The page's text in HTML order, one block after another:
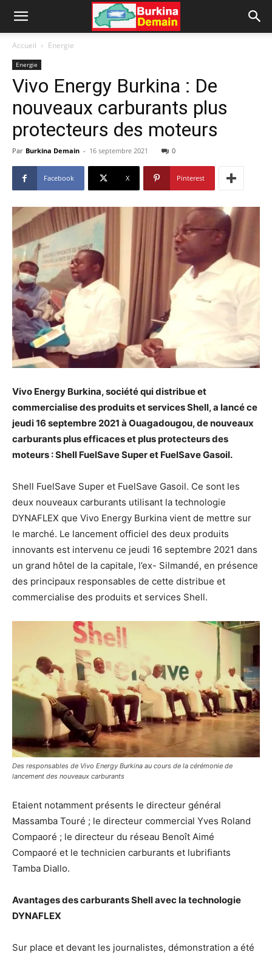
Accueil Energie
Energie
Vivo Energy Burkina : De
nouveaux carburants plus
protecteurs des moteurs
Par Burkina Demain - 16 septembre 2021 0
Facebook X Pinterest
Vivo Energy Burkina, société qui distribue et
commercialise des produits et services Shell, a lancé ce
jeudi 16 septembre 2021 à Ouagadougou, de nouveaux
carburants plus efficaces et plus protecteurs des
moteurs : Shell FuelSave Super et FuelSave Gasoil.
Shell FuelSave Super et FuelSave Gasoil. Ce sont les
deux nouveaux carburants utilisant la technologie
DYNAFLEX que Vivo Energy Burkina vient de mettre sur
le marché. Le lancement officiel des deux produits
innovants est intervenu ce jeudi 16 septembre 2021 dans
un grand hôtel de la capitale, l’ex- Silmandé, en présence
des principaux responsables de cette distribue et
commercialise des produits et services Shell.
Des responsables de Vivo Energy Burkina au cours de la cérémonie de
lancement des nouveaux carburants
Etaient notamment présents le directeur général
Massamba Touré ; le directeur commercial Yves Roland
Compaoré ; le directeur du réseau Benoît Aimé
Compaoré et le technicien carburants et lubrifiants
Tamba Diallo.
Avantages des carburants Shell avec la technologie
DYNAFLEX
Sur place et devant les journalistes, démonstration a été